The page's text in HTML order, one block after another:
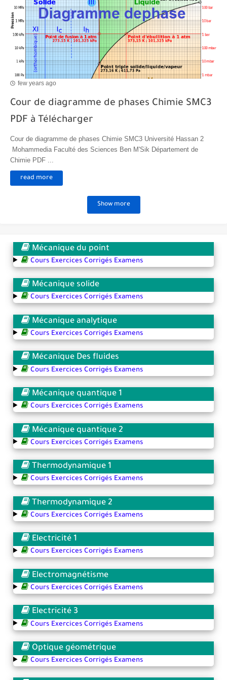
few years ago
Cour de diagramme de phases Chimie SMC3
PDF à Télécharger
Cour de diagramme de phases Chimie SMC3 Université Hassan 2
Mohammedia Faculté des Sciences Ben M'Sik Département de
Chimie PDF ...
read more
Show more
Mécanique du point
Cours Exercices Corrigés Examens
Mécanique solide
Cours Exercices Corrigés Examens
Mécanique analytique
Cours Exercices Corrigés Examens
Mécanique Des fluides
Cours Exercices Corrigés Examens
Mécanique quantique 1
Cours Exercices Corrigés Examens
Mécanique quantique 2
Cours Exercices Corrigés Examens
Thermodynamique 1
Cours Exercices Corrigés Examens
Thermodynamique 2
Cours Exercices Corrigés Examens
Electricité 1
Cours Exercices Corrigés Examens
Electromagnétisme
Cours Exercices Corrigés Examens
Electricité 3
Cours Exercices Corrigés Examens
Optique géométrique
Cours Exercices Corrigés Examens